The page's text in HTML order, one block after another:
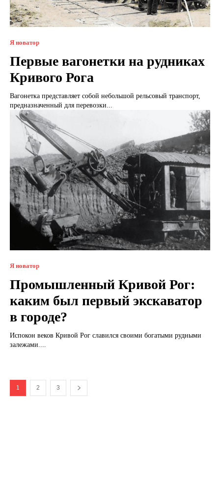
Я новатор
Первые вагонетки на рудниках
Кривого Рога
Вагонетка представляет собой небольшой рельсовый транспорт,
предназначенный для перевозки...
Я новатор
Промышленный Кривой Рог:
каким был первый экскаватор
в городе?
Испокон веков Кривой Рог славился своими богатыми рудными
залежами....
1 2 3